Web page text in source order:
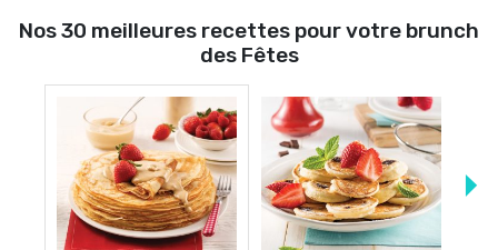
Nos 30 meilleures recettes pour votre brunch
des Fêtes